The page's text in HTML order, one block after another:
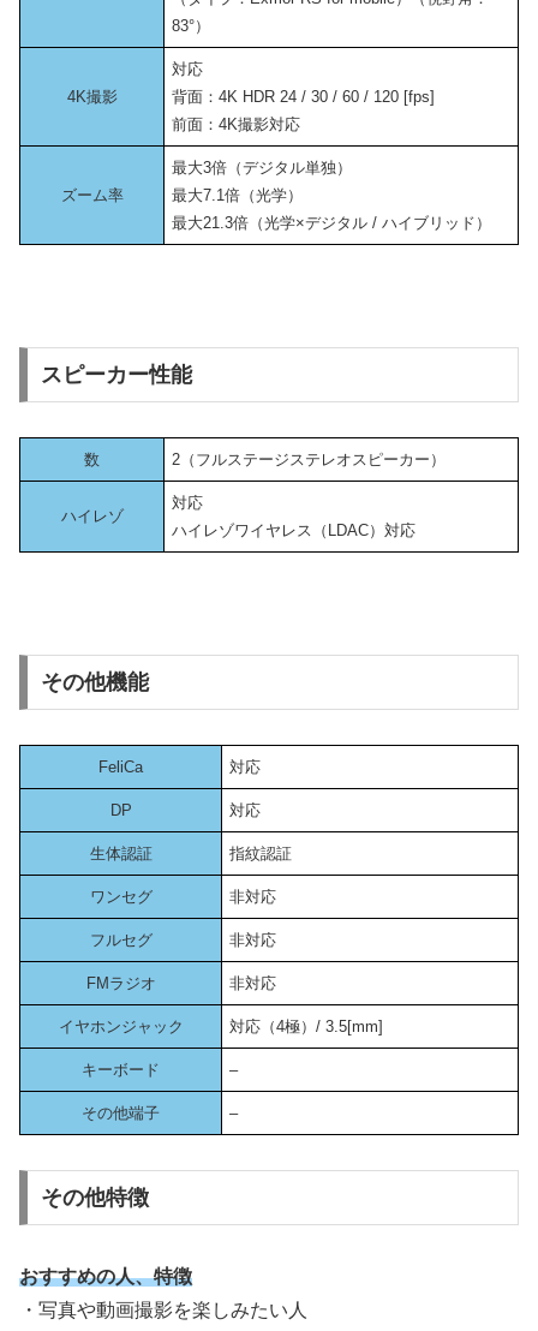
83°）
4K撮影
対応
背面：4K HDR 24 / 30 / 60 / 120 [fps]
前面：4K撮影対応
ズーム率
最大3倍（デジタル単独）
最大7.1倍（光学）
最大21.3倍（光学×デジタル / ハイブリッド）
スピーカー性能
数 2（フルステージステレオスピーカー）
ハイレゾ
対応
ハイレゾワイヤレス（LDAC）対応
その他機能
FeliCa 対応
DP 対応
生体認証 指紋認証
ワンセグ 非対応
フルセグ 非対応
FMラジオ 非対応
イヤホンジャック 対応（4極）/ 3.5[mm]
キーボード –
その他端子 –
その他特徴
おすすめの人、特徴
・写真や動画撮影を楽しみたい人